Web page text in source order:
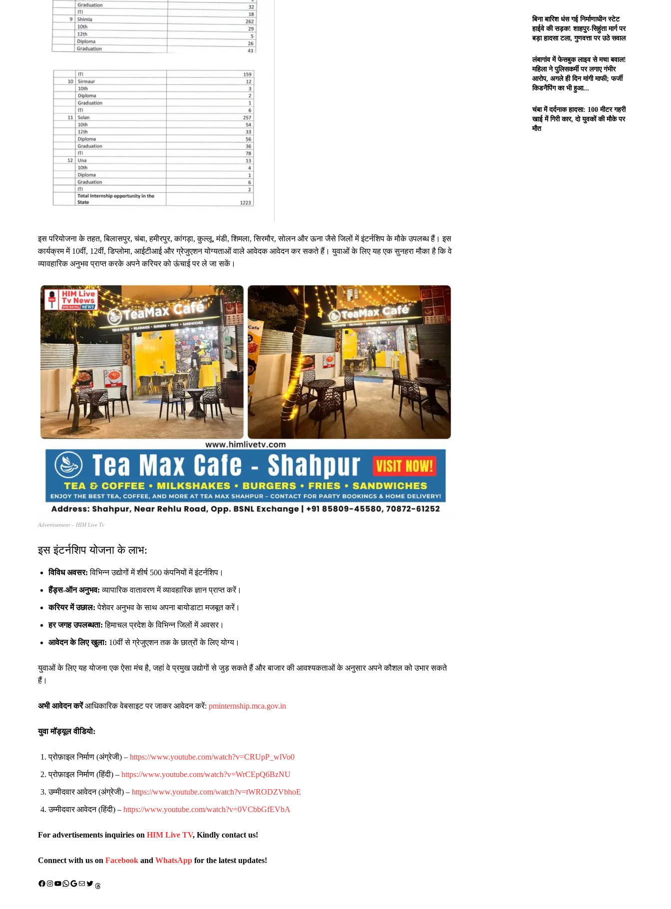
इस परियोजना के तहत, बिलासपुर, चंबा, हमीरपुर, कांगड़ा, कुल्लू, मंडी, शिमला, सिरमौर, सोलन और ऊना जैसे जिलों में इंटर्नशिप के मौके उपलब्ध हैं। इस
कार्यक्रम में 10वीं, 12वीं, डिप्लोमा, आईटीआई और ग्रेजुएशन योग्यताओं वाले आवेदक आवेदन कर सकते हैं। युवाओं के लिए यह एक सुनहरा मौका है कि वे
व्यावहारिक अनुभव प्राप्त करके अपने करियर को ऊंचाई पर ले जा सकें।
Advertisement – HIM Live Tv
इस इंटर्नशिप योजना के लाभ:
विविध अवसर: विभिन्न उद्योगों में शीर्ष 500 कंपनियों में इंटर्नशिप।
हैंड्स-ऑन अनुभव: व्यापारिक वातावरण में व्यावहारिक ज्ञान प्राप्त करें।
करियर में उछाल: पेशेवर अनुभव के साथ अपना बायोडाटा मजबूत करें।
हर जगह उपलब्धता: हिमाचल प्रदेश के विभिन्न जिलों में अवसर।
आवेदन के लिए खुला: 10वीं से ग्रेजुएशन तक के छात्रों के लिए योग्य।
युवाओं के लिए यह योजना एक ऐसा मंच है, जहां वे प्रमुख उद्योगों से जुड़ सकते हैं और बाजार की आवश्यकताओं के अनुसार अपने कौशल को उभार सकते
हैं।
अभी आवेदन करेंआधिकारिक वेबसाइट पर जाकर आवेदन करें: pminternship.mca.gov.in
युवा मॉड्यूल वीडियो:
प्रोफ़ाइल निर्माण (अंग्रेजी) – https://www.youtube.com/watch?v=CRUpP_wlVo0
प्रोफ़ाइल निर्माण (हिंदी) – https://www.youtube.com/watch?v=WrCEpQ6BzNU
उम्मीदवार आवेदन (अंग्रेजी) – https://www.youtube.com/watch?v=tWRODZVbhoE
उम्मीदवार आवेदन (हिंदी) – https://www.youtube.com/watch?v=0VCbbGfEVbA
For advertisements inquiries on HIM Live TV, Kindly contact us!
Connect with us on Facebook and WhatsApp for the latest updates!
Facebook Instagram YouTube WhatsApp Google Mail X (Twitter) Threads
बिना बारिश धंस गई निर्माणाधीन स्टेट
हाईवे की सड़क! शाहपुर-सिहुंता मार्ग पर
बड़ा हादसा टला, गुणवत्ता पर उठे सवाल
लंबागांव में फेसबुक लाइव से मचा बवाल!
महिला ने पुलिसकर्मी पर लगाए गंभीर
आरोप, अगले ही दिन मांगी माफी; फर्जी
किडनैपिंग का भी हुआ...
चंबा में दर्दनाक हादसा: 100 मीटर गहरी
खाई में गिरी कार, दो युवकों की मौके पर
मौत